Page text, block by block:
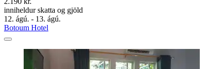
inniheldur skatta og gjöld
12. ágú. - 13. ágú.
Botoum Hotel